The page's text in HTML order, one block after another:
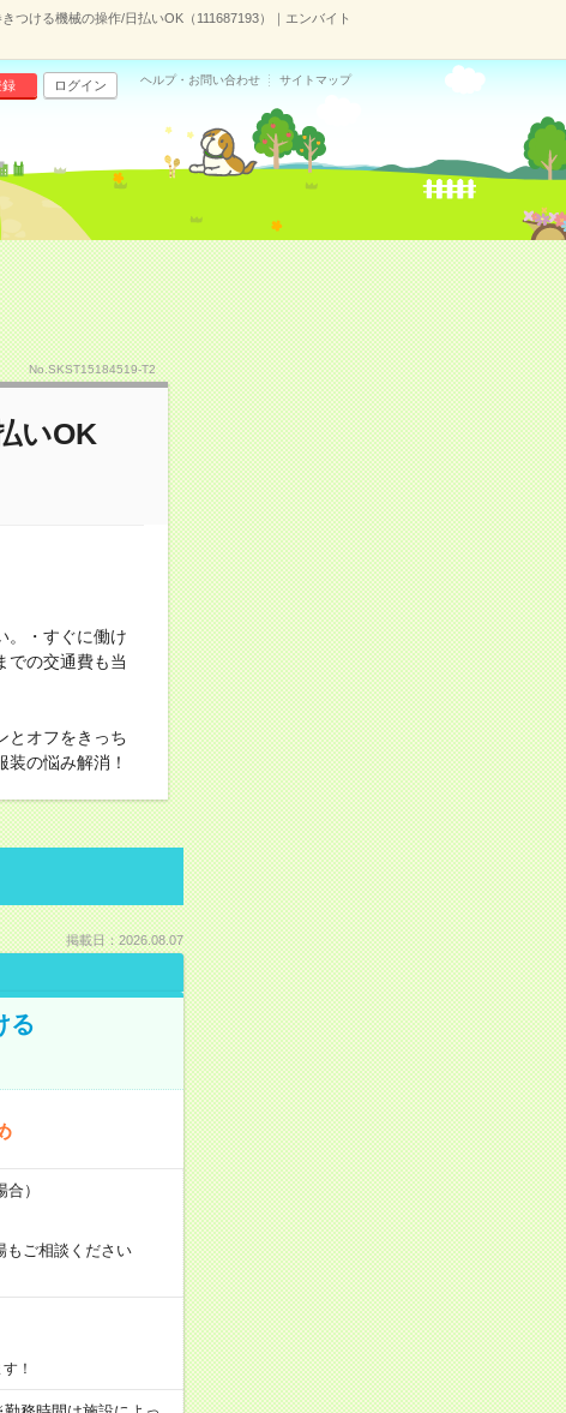
きつける機械の操作/日払いOK（111687193）｜エンバイト
ログイン ヘルプ・お問い合わせ サイトマップ
No.SKST15184519-T2
いOK
。・すぐに働け
での交通費も当
とオフをきっち
の悩み解消！
掲載日：2026.08.07
る
）
ご相談ください
！